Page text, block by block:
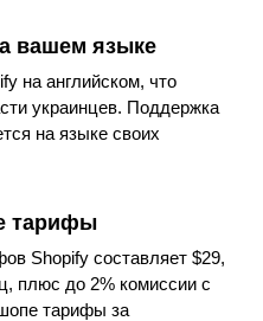
вашем языке
на английском, что
украинцев. Поддержка
на языке своих
тарифы
Shopify составляет $29,
плюс до 2% комиссии с
тарифы за